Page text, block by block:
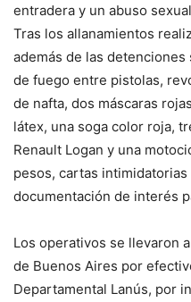
entradera y un abuso
Tras los allanamientos
además de las
de fuego entre pistolas,
de nafta, dos máscaras
látex, una soga color roja,
Renault Logan y una
pesos, cartas intimidatorias
documentación de interés
Los operativos se llevaron
de Buenos Aires por
Departamental Lanús, por